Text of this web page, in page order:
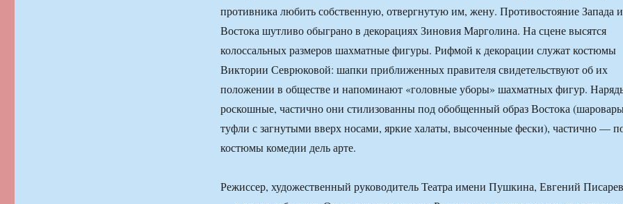
противника любить собственную, отвергнутую им, жену. Противостояние Запада и
Востока шутливо обыграно в декорациях Зиновия Марголина. На сцене высятся
колоссальных размеров шахматные фигуры. Рифмой к декорации служат костюмы
Виктории Севрюковой: шапки приближенных правителя свидетельствуют об их
положении в обществе и напоминают «головные уборы» шахматных фигур.
роскошные, частично они стилизованны под обобщенный образ Востока
туфли с загнутыми вверх носами, яркие халаты, высоченные фески), частично —
костюмы комедии дель арте.
Режиссер, художественный руководитель Театра имени Пушкина, Евгений Писарев